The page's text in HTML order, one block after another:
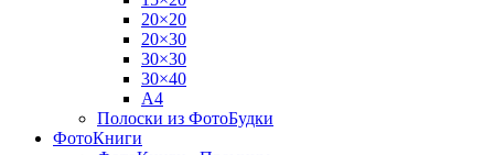
20×20
20×30
30×30
30×40
A4
Полоски из ФотоБудки
ФотоКниги